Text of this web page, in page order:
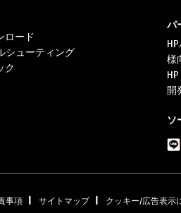
ロード
シューティング
ク
パ
様
開
ソ
事項 | サイトマップ |
クッキー/広告表示